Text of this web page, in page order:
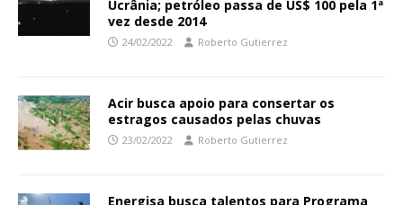
Ucrânia; petróleo passa de US$ 100 pela 1ª
vez desde 2014
24/02/2022 Roberto Gutierrez
Acir busca apoio para consertar os
estragos causados pelas chuvas
23/02/2022 Roberto Gutierrez
Energisa busca talentos para Programa